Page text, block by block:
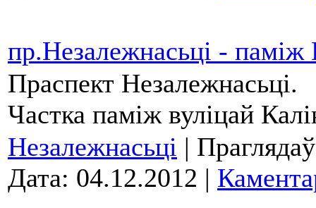
пр.Незалежнасьці - паміж
Праспект Незалежнасьці.
Частка паміж вуліцай
Незалежнасьці |
Дата: 04.12.2012 |